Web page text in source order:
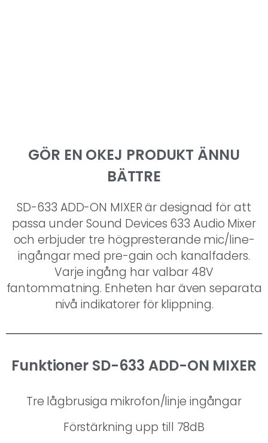
GÖR EN OKEJ PRODUKT ÄNNU
BÄTTRE
SD-633 ADD-ON MIXER är designad för att
passa under Sound Devices 633 Audio Mixer
och erbjuder tre högpresterande mic/line-
ingångar med pre-gain och kanalfaders.
Varje ingång har valbar 48V
fantommatning. Enheten har även separata
nivå indikatorer för klippning.
Funktioner SD-633 ADD-ON MIXER
Tre lågbrusiga mikrofon/linje ingångar
Förstärkning upp till 78dB